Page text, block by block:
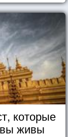
которые
вы живы